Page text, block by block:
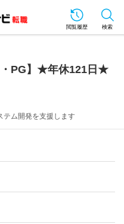
閲覧履歴 検索
・PG】★年休121日★
テム開発を支援します